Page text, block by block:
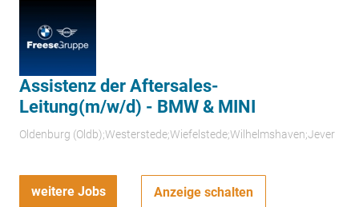
Assistenz der Aftersales-
Leitung(m/w/d) - BMW & MINI
Oldenburg (Oldb);Westerstede;Wiefelstede;Wilhelmshaven;Jever
weitere Jobs Anzeige schalten